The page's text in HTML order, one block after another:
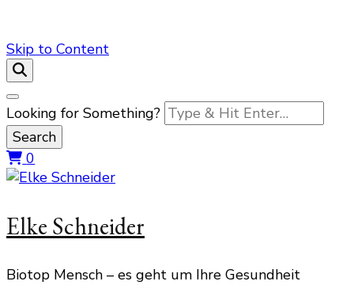
Skip to Content
Looking for Something?
0
Elke Schneider
Biotop Mensch – es geht um Ihre Gesundheit